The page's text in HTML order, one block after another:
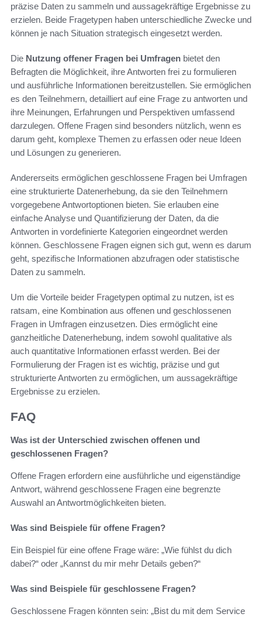
präzise Daten zu sammeln und aussagekräftige Ergebnisse zu
erzielen. Beide Fragetypen haben unterschiedliche Zwecke und
können je nach Situation strategisch eingesetzt werden.
Die Nutzung offener Fragen bei Umfragen bietet den
Befragten die Möglichkeit, ihre Antworten frei zu formulieren
und ausführliche Informationen bereitzustellen. Sie ermöglichen
es den Teilnehmern, detailliert auf eine Frage zu antworten und
ihre Meinungen, Erfahrungen und Perspektiven umfassend
darzulegen. Offene Fragen sind besonders nützlich, wenn es
darum geht, komplexe Themen zu erfassen oder neue Ideen
und Lösungen zu generieren.
Andererseits ermöglichen geschlossene Fragen bei Umfragen
eine strukturierte Datenerhebung, da sie den Teilnehmern
vorgegebene Antwortoptionen bieten. Sie erlauben eine
einfache Analyse und Quantifizierung der Daten, da die
Antworten in vordefinierte Kategorien eingeordnet werden
können. Geschlossene Fragen eignen sich gut, wenn es darum
geht, spezifische Informationen abzufragen oder statistische
Daten zu sammeln.
Um die Vorteile beider Fragetypen optimal zu nutzen, ist es
ratsam, eine Kombination aus offenen und geschlossenen
Fragen in Umfragen einzusetzen. Dies ermöglicht eine
ganzheitliche Datenerhebung, indem sowohl qualitative als
auch quantitative Informationen erfasst werden. Bei der
Formulierung der Fragen ist es wichtig, präzise und gut
strukturierte Antworten zu ermöglichen, um aussagekräftige
Ergebnisse zu erzielen.
FAQ
Was ist der Unterschied zwischen offenen und
geschlossenen Fragen?
Offene Fragen erfordern eine ausführliche und eigenständige
Antwort, während geschlossene Fragen eine begrenzte
Auswahl an Antwortmöglichkeiten bieten.
Was sind Beispiele für offene Fragen?
Ein Beispiel für eine offene Frage wäre: „Wie fühlst du dich
dabei?“ oder „Kannst du mir mehr Details geben?“
Was sind Beispiele für geschlossene Fragen?
Geschlossene Fragen könnten sein: „Bist du mit dem Service